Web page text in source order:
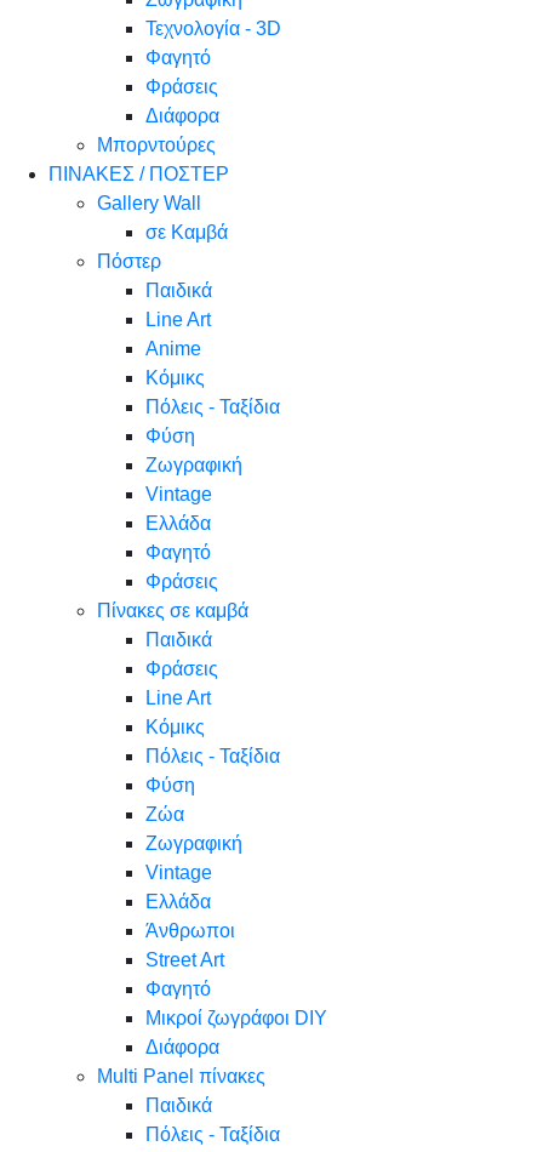
Τεχνολογία - 3D
Φαγητό
Φράσεις
Διάφορα
Μπορντούρες
ΠΙΝΑΚΕΣ / ΠΟΣΤΕΡ
Gallery Wall
σε Καμβά
Πόστερ
Παιδικά
Line Art
Anime
Κόμικς
Πόλεις - Ταξίδια
Φύση
Ζωγραφική
Vintage
Ελλάδα
Φαγητό
Φράσεις
Πίνακες σε καμβά
Παιδικά
Φράσεις
Line Art
Κόμικς
Πόλεις - Ταξίδια
Φύση
Ζώα
Ζωγραφική
Vintage
Ελλάδα
Άνθρωποι
Street Art
Φαγητό
Μικροί ζωγράφοι DIY
Διάφορα
Multi Panel πίνακες
Παιδικά
Πόλεις - Ταξίδια